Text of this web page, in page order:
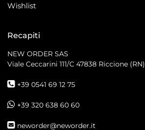
Wishlist
Recapiti
NEW ORDER SAS
Viale Ceccarini 111/C 47838 Riccione (RN)
+39 0541 69 12 75
+39 320 638 60 60
neworder@neworder.it